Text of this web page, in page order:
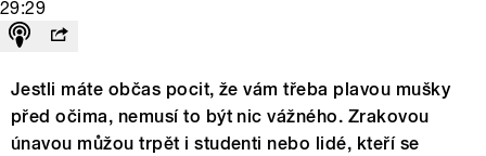
29:29
Jestli máte občas pocit, že vám třeba plavou mušky
před očima, nemusí to být nic vážného. Zrakovou
únavou můžou trpět i studenti nebo lidé, kteří se